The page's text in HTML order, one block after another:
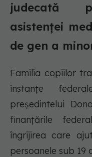
judecată
asistenței
de gen a
Familia copiilor
instanțe
președintelui
finanțările
îngrijirea care
persoanele sub 19